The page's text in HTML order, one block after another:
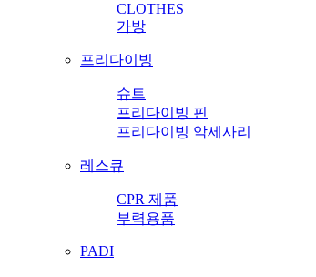
CLOTHES
가방
프리다이빙
슈트
프리다이빙 핀
프리다이빙 악세사리
레스큐
CPR 제품
부력용품
PADI